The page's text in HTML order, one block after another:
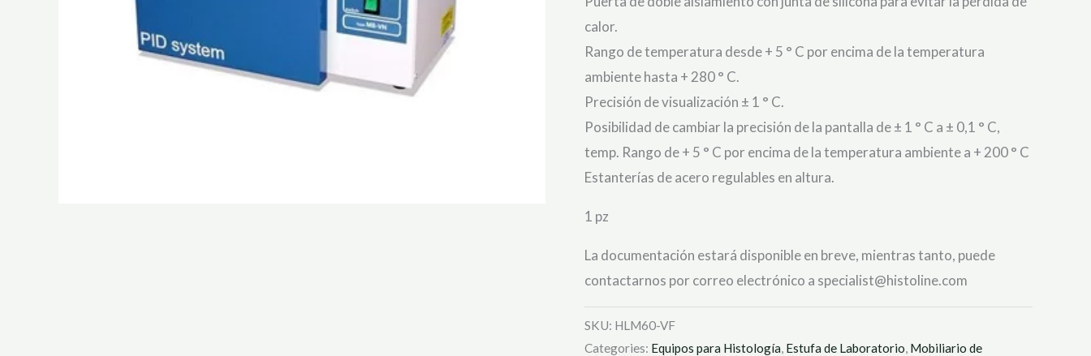
calor.
Rango de temperatura desde + 5 ° C por encima de la temperatura
ambiente hasta + 280 ° C.
Precisión de visualización ± 1 ° C.
Posibilidad de cambiar la precisión de la pantalla de ± 1 ° C a ± 0,1 ° C,
temp. Rango de + 5 ° C por encima de la temperatura ambiente a + 200 ° C
Estanterías de acero regulables en altura.
1 pz
La documentación estará disponible en breve, mientras tanto, puede
contactarnos por correo electrónico a specialist@histoline.com
SKU: HLM60-VF
Categories: Equipos para Histología, Estufa de Laboratorio, Mobiliario de